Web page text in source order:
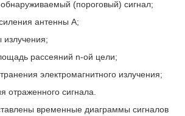
(пороговый) сигнал;
антенны А;
рассеяний n-ой цели;
электромагнитного излучения;
отраженного сигнала.
временные диаграммы сигналов